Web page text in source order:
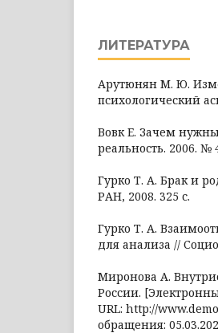
ЛИТЕРАТУРА
Арутюнян М. Ю.
психологический
Вовк Е. Зачем
реальность. 2006. №
Гурко Т. А. Брак и
РАН, 2008. 325 с.
Гурко Т. А.
для анализа //
Миронова А.
России.
URL: http://
обращения: